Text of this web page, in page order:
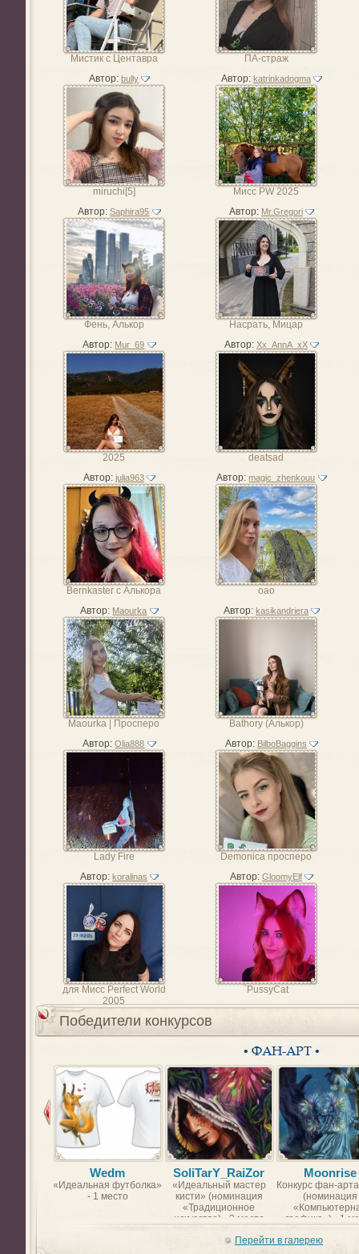
Мистик с Центавра
ПА-страж
Автор: bully
miruchi[5]
Автор: katrinkadogma
Мисс PW 2025
Автор:Saphira95
Фень, Алькор
Автор: Mr.Gregori
Насрать, Мицар
Автор: Mur_69
2025
Автор: Xx_AnnA_xX
deatsad
Автор: julia963
Bernkaster c Алькора
Автор:magic_zhenkouu
оао
Автор: Maourka
Maourka | Просперо
Автор: kasikandriera
Bathory (Алькор)
Автор:Olia888
Lady Fire
Автор: BilboBaggins
Demonica просперо
Автор: koralinas
для Мисс Perfect World
2005
Автор: GloomyElf
`PussyCat
Победители конкурсов
• ФАН-АРТ •
Wedm
«Идеальная футболка»
- 1 место
SoliTarY_RaiZor
«Идеальный мастер
кисти» (номинация
«Традиционное
искусство) - 2 место
Moonrise
Конкурс фан-
(номинация
графика») - 1
Перейти в галерею